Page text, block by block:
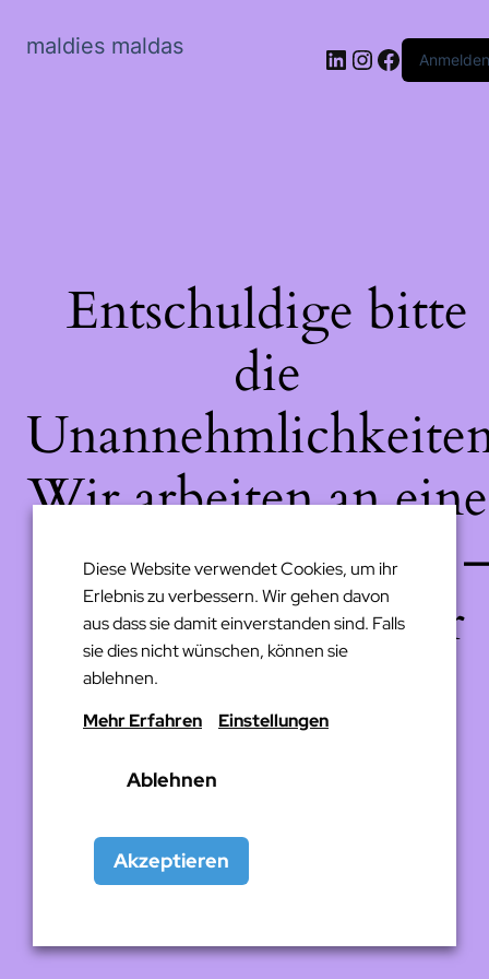
maldies maldas LinkedIn
Instagram
Anmelden
Entschuldige bitte
die
Wir arbeiten an
großartigen Sache
schau bald wieder
Diese Website verwendet Cookies, um ihr
Erlebnis zu verbessern. Wir gehen davon
aus dass sie damit einverstanden sind. Falls
sie dies nicht wünschen, können sie
ablehnen.
Mehr Erfahren
Einstellungen
Ablehnen
Akzeptieren